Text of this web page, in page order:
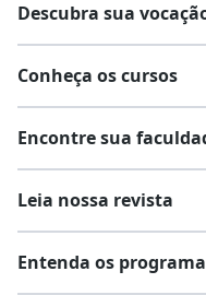
Descubra sua
Conheça os cursos
Cursos técnicos
Encontre sua
Comunidade Quero
Leia nossa revista
Entenda os